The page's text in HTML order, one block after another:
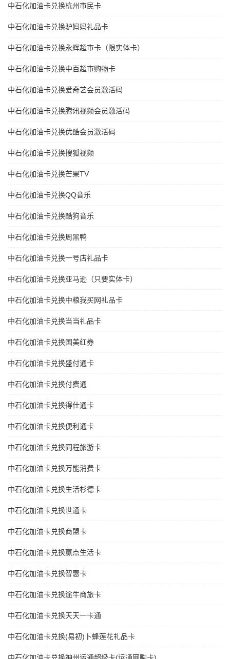
中石化加油卡兑换杭州市民卡
中石化加油卡兑换驴妈妈礼品卡
中石化加油卡兑换永辉超市卡（限实体卡）
中石化加油卡兑换中百超市购物卡
中石化加油卡兑换爱奇艺会员激活码
中石化加油卡兑换腾讯视频会员激活码
中石化加油卡兑换优酷会员激活码
中石化加油卡兑换搜狐视频
中石化加油卡兑换芒果TV
中石化加油卡兑换QQ音乐
中石化加油卡兑换酷狗音乐
中石化加油卡兑换周黑鸭
中石化加油卡兑换一号店礼品卡
中石化加油卡兑换亚马逊（只要实体卡）
中石化加油卡兑换中粮我买网礼品卡
中石化加油卡兑换当当礼品卡
中石化加油卡兑换国美红券
中石化加油卡兑换盛付通卡
中石化加油卡兑换付费通
中石化加油卡兑换得仕通卡
中石化加油卡兑换便利通卡
中石化加油卡兑换同程旅游卡
中石化加油卡兑换万能消费卡
中石化加油卡兑换生活杉德卡
中石化加油卡兑换世通卡
中石化加油卡兑换商盟卡
中石化加油卡兑换赢点生活卡
中石化加油卡兑换智惠卡
中石化加油卡兑换途牛商旅卡
中石化加油卡兑换天天一卡通
中石化加油卡兑换(易初)卜蜂莲花礼品卡